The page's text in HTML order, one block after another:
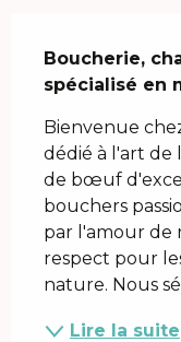
Boucherie,
spécialisé en
Bienvenue
dédié à l'art de
de bœuf
bouchers
par l'amour de
respect pour
nature. Nous
Lire la suite